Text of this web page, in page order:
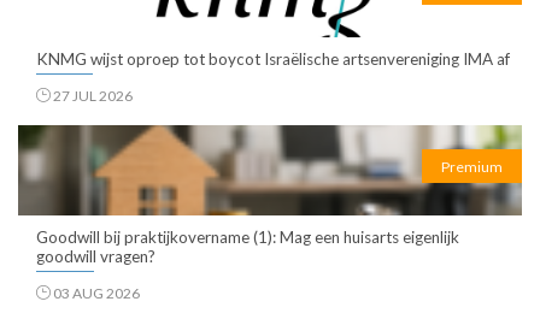
KNMG wijst oproep tot boycot Israëlische artsenvereniging IMA af
27 JUL 2026
Premium
Goodwill bij praktijkovername (1): Mag een huisarts eigenlijk
goodwill vragen?
03 AUG 2026